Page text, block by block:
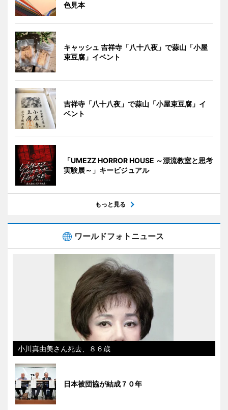
色見本
キャッシュ 吉祥寺「八十八夜」で蒜山「小屋
束豆腐」イベント
吉祥寺「八十八夜」で蒜山「小屋束豆腐」イ
ベント
「UMEZZ HORROR HOUSE ～漂流教室と思考
実験展～」キービジュアル
もっと見る
ワールドフォトニュース
小川真由美さん死去、８６歳
日本被団協が結成７０年